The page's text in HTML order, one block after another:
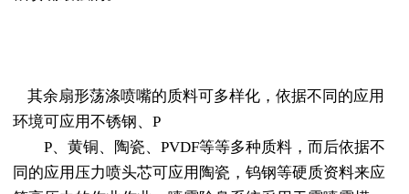
其余扇形荡涤喷嘴的质料可多样化，依据不同的应用
环境可应用不锈钢、P
P、黄铜、陶瓷、PVDF等等多种质料，而后依据不
同的应用压力喷头芯可应用陶瓷，钨钢等硬质资料来应